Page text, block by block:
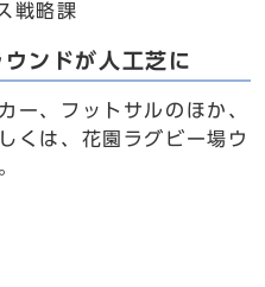
戦略課
ンドが人工芝に
ー、フットサルのほか、
くは、花園ラグビー場ウ